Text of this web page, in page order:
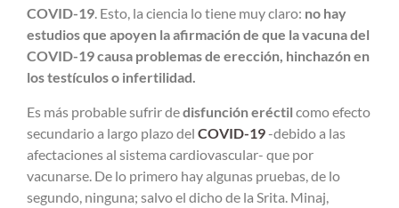
COVID-19. Esto, la ciencia lo tiene muy claro: no hay
estudios que apoyen la afirmación de que la vacuna del
COVID-19 causa problemas de erección, hinchazón en
los testículos o infertilidad.
Es más probable sufrir dedisfunción eréctil como efecto
secundario a largo plazo del COVID-19-debido a las
afectaciones al sistema cardiovascular- que por
vacunarse. De lo primero hay algunas pruebas, de lo
segundo, ninguna; salvo el dicho de la Srita. Minaj,